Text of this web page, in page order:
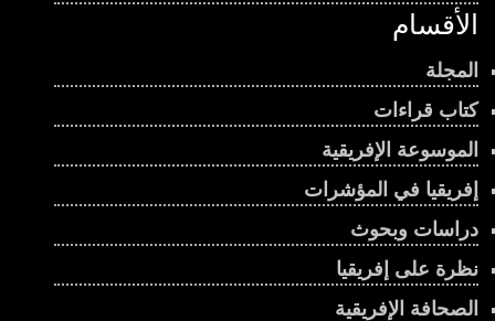
الأقسام
المجلة
كتاب قراءات
الموسوعة الإفريقية
إفريقيا في المؤشرات
دراسات وبحوث
نظرة على إفريقيا
الصحافة الإفريقية